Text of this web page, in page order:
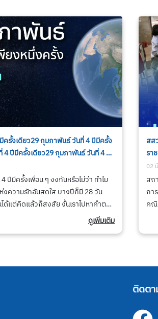
รั้งเดียว29 กุมภาพันธ์ วันที่ 4 ปีมีครั้ง
ปีมีครั้งเดียว29 กุมภาพันธ์ วันที่ 4 ปีมี
นที่ 4 ปีมีครั้งเดียว29 กุมภาพันธ์ วันที่
นธ์ วันที่ 4 ปีมีครั้งเดียว29 กุมภาพันธ์
มภาพันธ์ วันที่ 4 ปีมีครั้งเดียว
ปีมีครั้งเพื่อน ๆ งงกันหรือไม่ว่า ทำไม
งความรักอันสดใส บางปีก็มี 28 วัน
แต่คิดแล้วก็สงสัย งั้นเราไปหาคำตอบ
ดูเพิ่มเติม
สส
รา
02
สถ
ภา
คณิ
ติดตา